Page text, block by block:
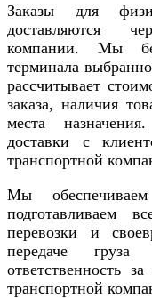
Заказы для
доставляются
компании. Мы
терминала
рассчитывает
заказа, наличия
места
доставки с
транспортной
Мы
подготавливаем
перевозки и
передаче
ответственность
транспортной